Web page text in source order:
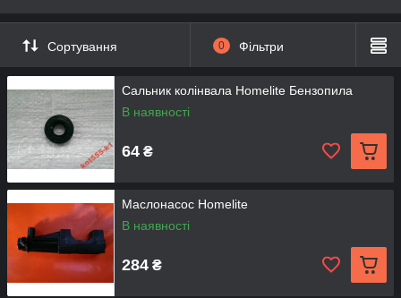
Сортування 0 Фільтри
Сальник колінвала Homelite Бензопила
В наявності
64 ₴
Маслонасос Homelite
В наявності
284 ₴